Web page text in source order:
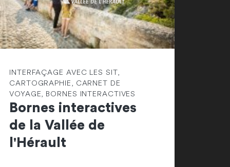
INTERFAÇAGE AVEC LES SIT,
CARTOGRAPHIE, CARNET DE
VOYAGE, BORNES INTERACTIVES
Bornes interactives
de la Vallée de
l'Hérault